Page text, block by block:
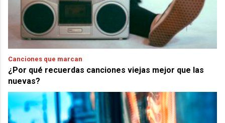
Canciones que marcan
¿Por qué recuerdas canciones viejas mejor que las
nuevas?